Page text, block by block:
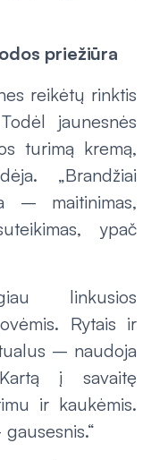
priežiūra
reikėtų rinktis
jaunesnės
turimą kremą,
„Brandžiai
– maitinimas,
ypač
linkusios
Rytais ir
– naudoja
į savaitę
ir kaukėmis.